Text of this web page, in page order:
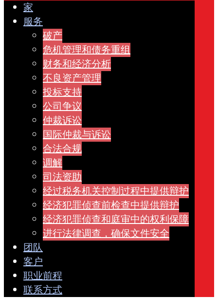
家
服务
破产
危机管理和债务重组
财务和经济分析
不良资产管理
投标支持
公司争议
仲裁诉讼
国际仲裁与诉讼
合法合规
调解
司法资助
经过税务机关控制过程中提供辩护
经济犯罪侦查前检查中提供辩护
经济犯罪侦查和庭审中的权利保障
进行法律调查，确保文件安全
团队
客户
职业前程
联系方式